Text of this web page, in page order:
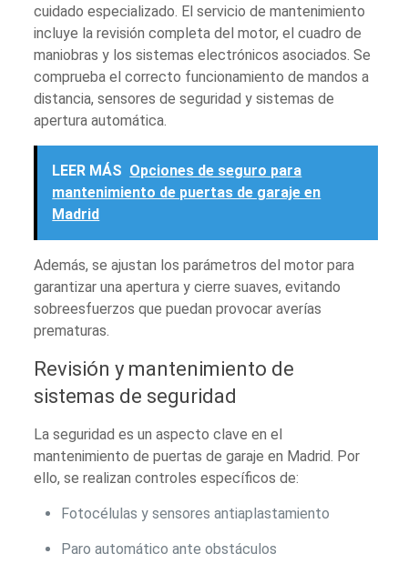
cuidado especializado. El servicio de mantenimiento
incluye la revisión completa del motor, el cuadro de
maniobras y los sistemas electrónicos asociados. Se
comprueba el correcto funcionamiento de mandos a
distancia, sensores de seguridad y sistemas de
apertura automática.
LEER MÁS Opciones de seguro para
mantenimiento de puertas de garaje en
Madrid
Además, se ajustan los parámetros del motor para
garantizar una apertura y cierre suaves, evitando
sobreesfuerzos que puedan provocar averías
prematuras.
Revisión y mantenimiento de
sistemas de seguridad
La seguridad es un aspecto clave en el
mantenimiento de puertas de garaje en Madrid. Por
ello, se realizan controles específicos de:
Fotocélulas y sensores antiaplastamiento
Paro automático ante obstáculos